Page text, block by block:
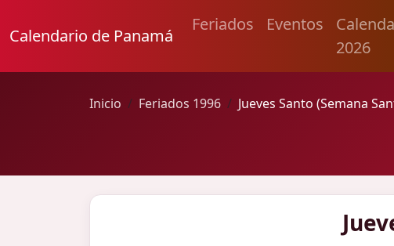
Calendario de Panamá
Feriados Eventos
2026
Inicio Feriados 1996 Jueves Santo (Semana